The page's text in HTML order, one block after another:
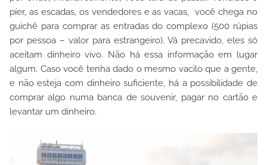
píer, as escadas, os vendedores e as vacas, você chega no
guichê para comprar as entradas do complexo (500 rúpias
por pessoa – valor para estrangeiro). Vá precavido, eles só
aceitam dinheiro vivo. Não há essa informação em lugar
algum. Caso você tenha dado o mesmo vacilo que a gente,
e não esteja com dinheiro suficiente, há a possibilidade de
comprar algo numa banca de souvenir, pagar no cartão e
levantar um dinheiro.